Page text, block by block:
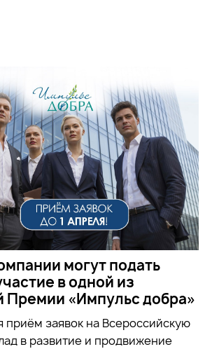
могут подать
в одной из
Премии «Импульс добра»
приём заявок на Всероссийскую
в развитие и продвижение